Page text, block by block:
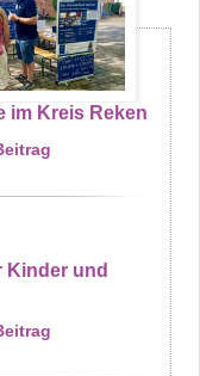
im Kreis Reken
Kinder und